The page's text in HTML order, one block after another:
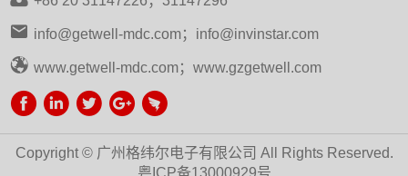
info@getwell-mdc.com；info@invinstar.com
www.getwell-mdc.com；www.gzgetwell.com
Copyright © 广州格纬尔电子有限公司 All Rights Reserved.